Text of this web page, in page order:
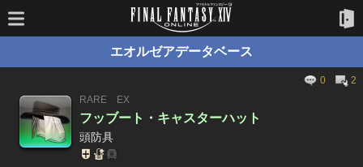
エオルゼアデータベース
0
2
RARE
EX
フッブート・キャスターハット
頭防具